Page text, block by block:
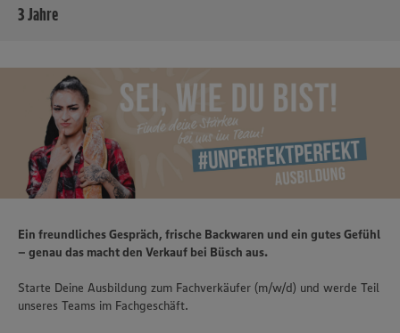
3 Jahre
Ein freundliches Gespräch, frische Backwaren und ein gutes Gefühl
– genau das macht den Verkauf bei Büsch aus.
Starte Deine Ausbildung zum Fachverkäufer (m/w/d) und werde Teil
unseres Teams im Fachgeschäft.